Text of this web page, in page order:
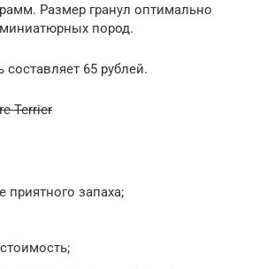
Размер гранул оптимально
пород.
65 рублей.
Terrier
приятного запаха;